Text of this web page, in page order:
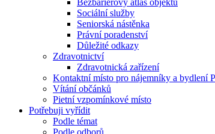
Bezbariérový atlas objektů
Sociální služby
Seniorská nástěnka
Právní poradenství
Důležité odkazy
Zdravotnictví
Zdravotnická zařízení
Kontaktní místo pro nájemníky a bydlení
Vítání občánků
Pietní vzpomínkové místo
Potřebuji vyřídit
Podle témat